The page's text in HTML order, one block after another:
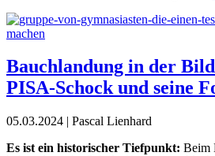
Bauchlandung in der
PISA-Schock und seine
05.03.2024 | Pascal Lienhard
Es ist ein historischer Tiefpunkt: Beim